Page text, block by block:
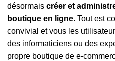
désormais créer et
boutique en ligne. Tout est
convivial et vous les
des informaticiens ou des
propre boutique de e-